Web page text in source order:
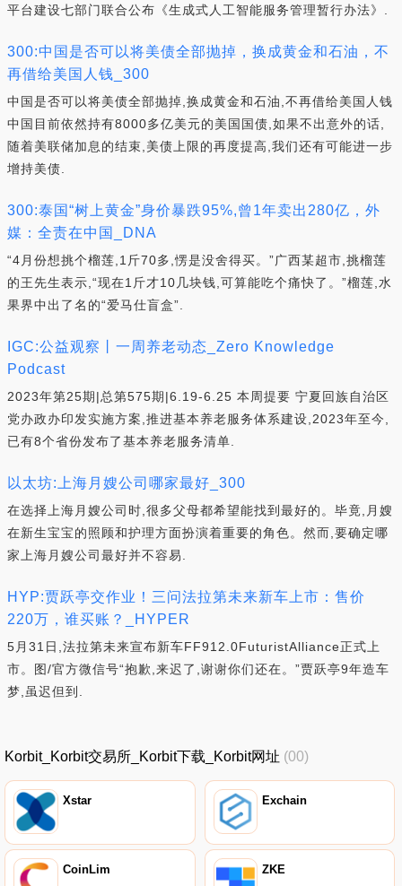
平台建设七部门联合公布《生成式人工智能服务管理暂行办法》.
300:中国是否可以将美债全部抛掉，换成黄金和石油，不
再借给美国人钱_300
中国是否可以将美债全部抛掉,换成黄金和石油,不再借给美国人钱
中国目前依然持有8000多亿美元的美国国债,如果不出意外的话,
随着美联储加息的结束,美债上限的再度提高,我们还有可能进一步
增持美债.
300:泰国“树上黄金”身价暴跌95%,曾1年卖出280亿，外
媒：全责在中国_DNA
“4月份想挑个榴莲,1斤70多,愣是没舍得买。”广西某超市,挑榴莲
的王先生表示,“现在1斤才10几块钱,可算能吃个痛快了。”榴莲,水
果界中出了名的“爱马仕盲盒”.
IGC:公益观察丨一周养老动态_Zero Knowledge
Podcast
2023年第25期|总第575期|6.19-6.25 本周提要 宁夏回族自治区
党办政办印发实施方案,推进基本养老服务体系建设,2023年至今,
已有8个省份发布了基本养老服务清单.
以太坊:上海月嫂公司哪家最好_300
在选择上海月嫂公司时,很多父母都希望能找到最好的。毕竟,月嫂
在新生宝宝的照顾和护理方面扮演着重要的角色。然而,要确定哪
家上海月嫂公司最好并不容易.
HYP:贾跃亭交作业！三问法拉第未来新车上市：售价
220万，谁买账？_HYPER
5月31日,法拉第未来宣布新车FF912.0FuturistAlliance正式上
市。图/官方微信号“抱歉,来迟了,谢谢你们还在。”贾跃亭9年造车
梦,虽迟但到.
Korbit_Korbit交易所_Korbit下载_Korbit网址 (00)
Xstar Exchain
CoinLim ZKE